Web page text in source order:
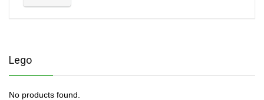
Lego
No products found.